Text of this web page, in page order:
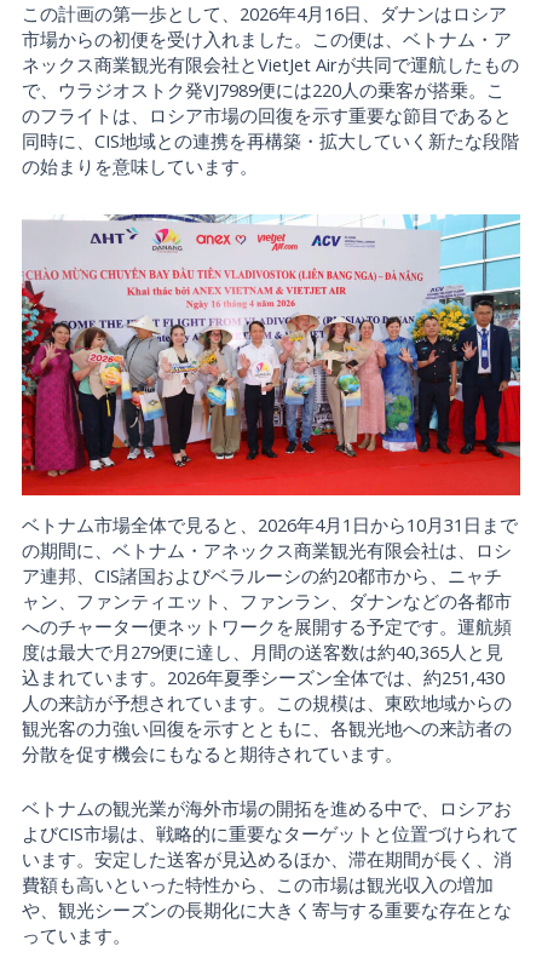
この計画の第一歩として、2026年4月16日、ダナンはロシア
市場からの初便を受け入れました。この便は、ベトナム・ア
ネックス商業観光有限会社とVietJet Airが共同で運航したもの
で、ウラジオストク発VJ7989便には220人の乗客が搭乗。こ
のフライトは、ロシア市場の回復を示す重要な節目であると
同時に、CIS地域との連携を再構築・拡大していく新たな段階
の始まりを意味しています。
ベトナム市場全体で見ると、2026年4月1日から10月31日まで
の期間に、ベトナム・アネックス商業観光有限会社は、ロシ
ア連邦、CIS諸国およびベラルーシの約20都市から、ニャチ
ャン、ファンティエット、ファンラン、ダナンなどの各都市
へのチャーター便ネットワークを展開する予定です。運航頻
度は最大で月279便に達し、月間の送客数は約40,365人と見
込まれています。2026年夏季シーズン全体では、約251,430
人の来訪が予想されています。この規模は、東欧地域からの
観光客の力強い回復を示すとともに、各観光地への来訪者の
分散を促す機会にもなると期待されています。
ベトナムの観光業が海外市場の開拓を進める中で、ロシアお
よびCIS市場は、戦略的に重要なターゲットと位置づけられて
います。安定した送客が見込めるほか、滞在期間が長く、消
費額も高いといった特性から、この市場は観光収入の増加
や、観光シーズンの長期化に大きく寄与する重要な存在とな
っています。